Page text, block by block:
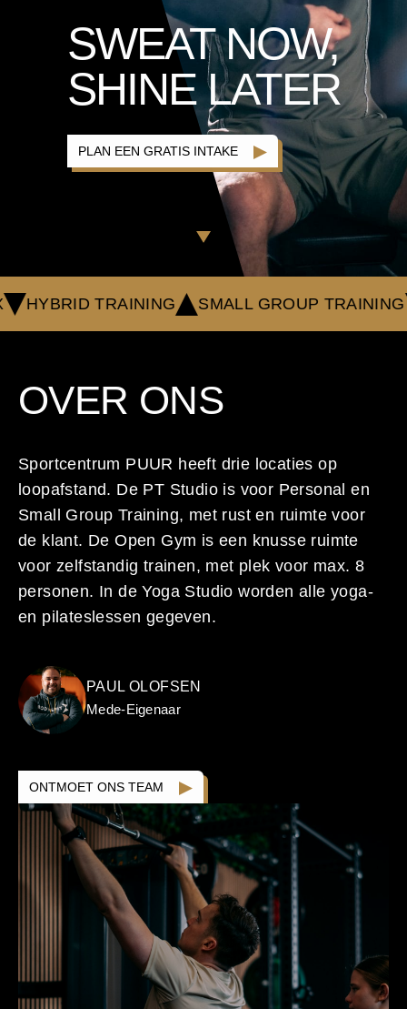
SWEAT NOW,
SHINE LATER
PLAN EEN GRATIS INTAKE
SMALL GROUP TRAINING
OVER ONS
Sportcentrum PUUR heeft drie locaties op
loopafstand. De PT Studio is voor Personal en
Small Group Training, met rust en ruimte voor
de klant. De Open Gym is een knusse ruimte
voor zelfstandig trainen, met plek voor max. 8
personen. In de Yoga Studio worden alle yoga-
en pilateslessen gegeven.
PAUL OLOFSEN
Mede-Eigenaar
ONTMOET ONS TEAM